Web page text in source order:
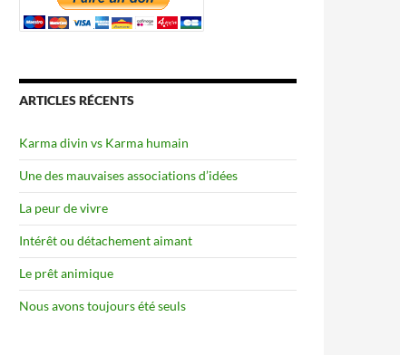
ARTICLES RÉCENTS
Karma divin vs Karma humain
Une des mauvaises associations d’idées
La peur de vivre
Intérêt ou détachement aimant
Le prêt animique
Nous avons toujours été seuls